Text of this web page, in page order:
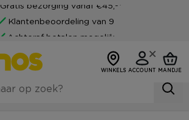
Gratis bezorging vanaf €45,-*
Klantenbeoordeling van 9
Achteraf betalen mogelijk
WINKELS ACCOUNT MANDJE